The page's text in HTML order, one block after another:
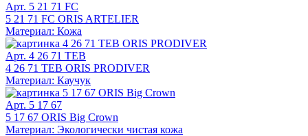
Арт. 5 21 71 FC
5 21 71 FC ORIS ARTELIER
Материал: Кожа
Арт. 4 26 71 TEB
4 26 71 TEB ORIS PRODIVER
Материал: Каучук
Арт. 5 17 67
5 17 67 ORIS Big Crown
Материал: Экологически чистая кожа